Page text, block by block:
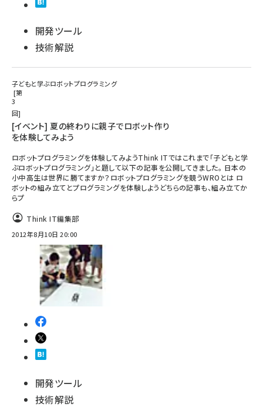
開発ツール
技術解説
子どもと学ぶロボットプログラミング
第
3
回
[イベント] 夏の終わりに親子でロボット作り
を体験してみよう
ロボットプログラミングを体験してみようThink ITではこれまで「子どもと学
ぶロボットプログラミング」と題して以下の記事を公開してきました。 日本の
小中高生は世界に勝てますか？ロボットプログラミングを競うWROとは ロ
ボットの組み立てとプログラミングを体験しようどちらの記事も、組み立てか
らプ
Think IT編集部
2012年8月10日 20:00
開発ツール
技術解説